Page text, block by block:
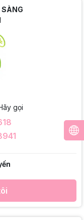
SÀNG
gọi